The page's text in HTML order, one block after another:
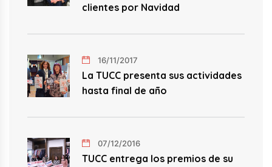
clientes por Navidad
16/11/2017
La TUCC presenta sus actividades
hasta final de año
07/12/2016
TUCC entrega los premios de su